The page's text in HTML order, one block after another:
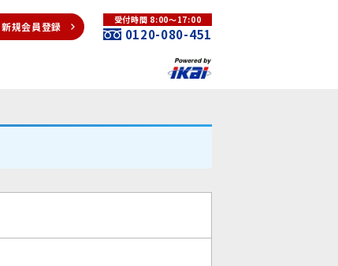
新規会員登録
受付時間 8:00～17:00
0120-080-451